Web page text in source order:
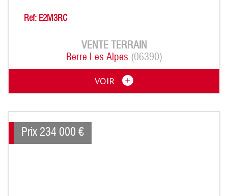
Ref: E2M3RC
VENTE
TERRAIN
Berre Les Alpes (06390)
VOIR
Prix 234 000 €